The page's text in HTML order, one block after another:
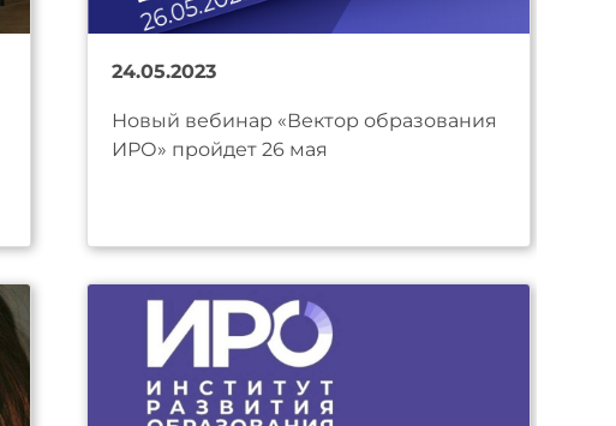
24.05.2023
Новый вебинар «Вектор образования
ИРО» пройдет 26 мая